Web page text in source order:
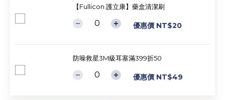
【Fullicon 護立康】藥盒清潔刷
優惠價 NT$20
防噪救星3M級耳塞滿399折50
優惠價 NT$49